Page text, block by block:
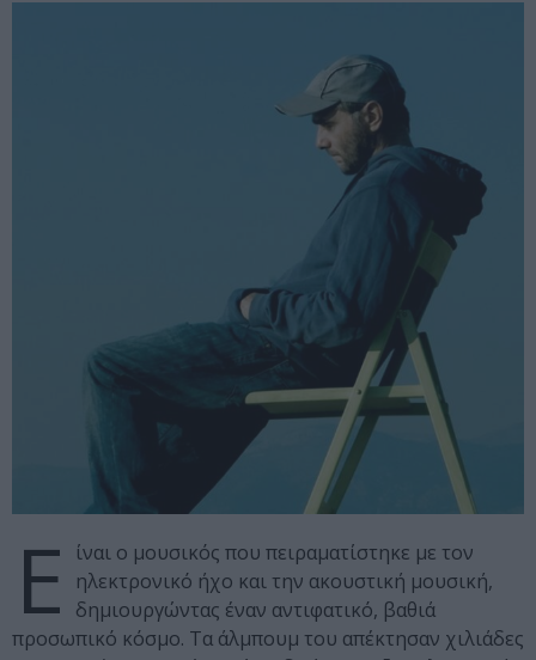
Ε
ίναι ο μουσικός που πειραματίστηκε με τον
ηλεκτρονικό ήχο και την ακουστική μουσική,
δημιουργώντας έναν αντιφατικό, βαθιά
προσωπικό κόσμο. Τα άλμπουμ του απέκτησαν χιλιάδες